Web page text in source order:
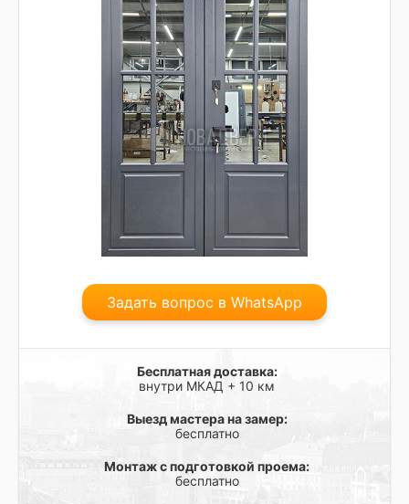
Задать вопрос в WhatsApp
Бесплатная доставка:
внутри МКАД + 10 км
Выезд мастера на замер:
бесплатно
Монтаж с подготовкой проема:
бесплатно